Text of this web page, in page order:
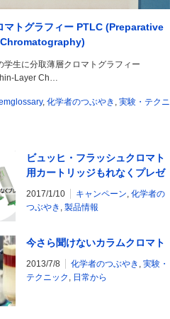
マトグラフィー PTLC (Preparative
学生に分取薄層クロマトグラフィー
Layer Ch…
, 化学者のつぶやき , 実験・テクニ
ビュッヒ・フラッシュクロマト
用カートリッジもれなくプレゼ
2017/1/10 キャンペーン, 化学者の
つぶやき , 製品情報
今さら聞けないカラムクロマト
2013/7/8 化学者のつぶやき , 実験・
テクニック , 日常から